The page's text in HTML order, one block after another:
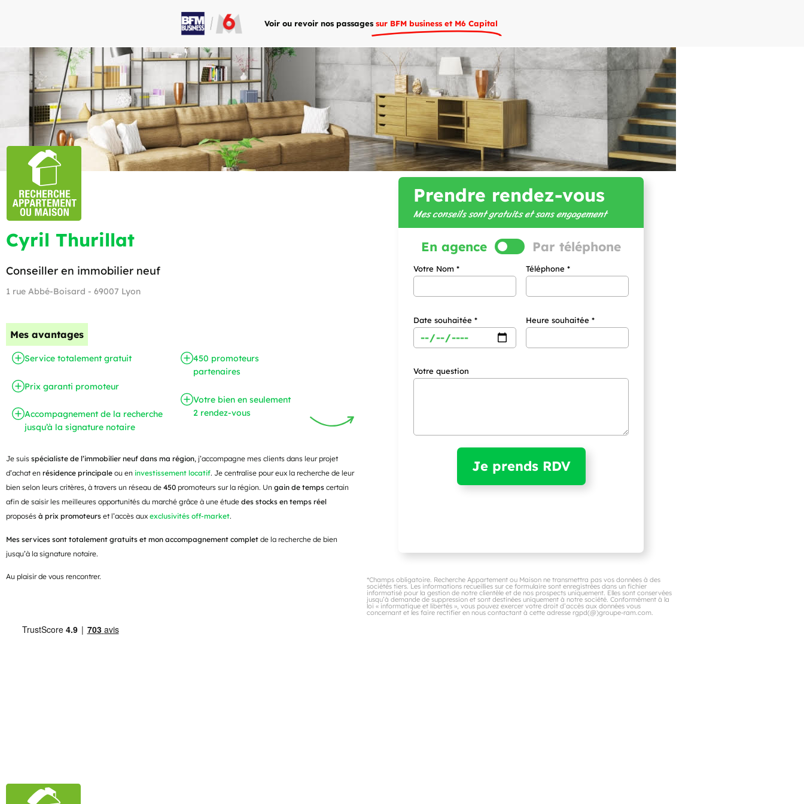
Voir ou revoir nos passages sur BFM business et M6 Capital
Cyril Thurillat
Conseiller en immobilier neuf
1 rue Abbé-Boisard - 69007 Lyon
Mes avantages
Service totalement gratuit
Prix garanti promoteur
Accompagnement de la recherche
jusqu’à la signature notaire
450 promoteurs
partenaires
Votre bien en seulement
2 rendez-vous
Je suis spécialiste de l’immobilier neuf dans ma région, j’accompagne mes clients dans leur projet
d’achat en résidence principale ou en investissement locatif. Je centralise pour eux la recherche de leur
bien selon leurs critères, à travers un réseau de 450 promoteurs sur la région. Un gain de temps certain
afin de saisir les meilleures opportunités du marché grâce à une étude des stocks en temps réel
proposés à prix promoteurs et l’accès aux exclusivités off-market.
Mes services sont totalement gratuits et mon accompagnement complet de la recherche de bien
jusqu’à la signature notaire.
Au plaisir de vous rencontrer.
Prendre rendez-vous
Mes conseils sont gratuits et sans engagement
En agence Par téléphone
Votre Nom * Téléphone *
Date souhaitée * Heure souhaitée *
Votre question
*Champs obligatoire. Recherche Appartement ou Maison ne transmettra pas vos données à des
sociétés tiers. Les informations recueillies sur ce formulaire sont enregistrées dans un fichier
informatisé pour la gestion de notre clientèle et de nos prospects uniquement. Elles sont conservées
jusqu’à demande de suppression et sont destinées uniquement à notre société. Conformément à la
loi « informatique et libertés », vous pouvez exercer votre droit d’accès aux données vous
concernant et les faire rectifier en nous contactant à cette adresse rgpd(@)groupe-ram.com.